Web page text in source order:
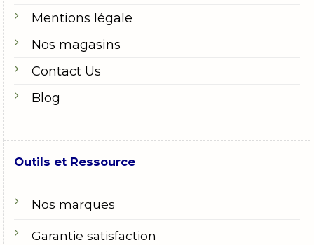
Mentions légale
Nos magasins
Contact Us
Blog
Outils et Ressource
Nos marques
Garantie satisfaction